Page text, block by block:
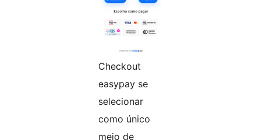
Checkout
easypay se
selecionar
como único
meio de